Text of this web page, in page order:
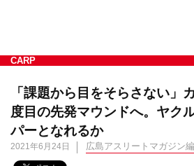
CARP
「課題から目をそらさない」
度目の先発マウンドへ。ヤク
パーとなれるか
2021年6月24日 広島アスリートマガジン